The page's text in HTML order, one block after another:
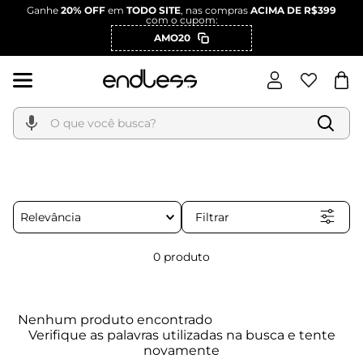
Ganhe 20% OFF em TODO SITE, nas compras ACIMA DE R$399
com o cupom:
AMO20
O que você busca?
Relevância Filtrar
0 produto
Nenhum produto encontrado